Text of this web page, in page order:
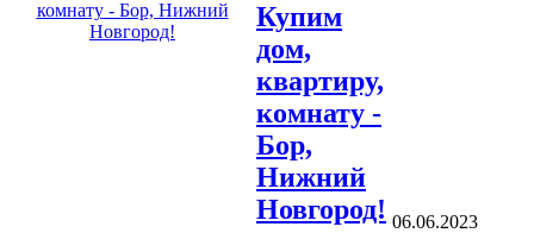
Купим
дом,
квартиру,
комнату -
Бор,
Нижний
Новгород! 06.06.2023